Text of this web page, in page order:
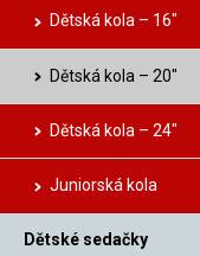
Dětská kola – 16″
Dětská kola – 20″
Dětská kola – 24″
Juniorská kola
Dětské sedačky